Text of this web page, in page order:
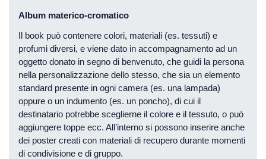
Album materico-cromatico
Il book può contenere colori, materiali (es. tessuti) e
profumi diversi, e viene dato in accompagnamento ad un
oggetto donato in segno di benvenuto, che guidi la persona
nella personalizzazione dello stesso, che sia un elemento
standard presente in ogni camera (es. una lampada)
oppure o un indumento (es. un poncho), di cui il
destinatario potrebbe sceglierne il colore e il tessuto, o può
aggiungere toppe ecc. All’interno si possono inserire anche
dei poster creati con materiali di recupero durante momenti
di condivisione e di gruppo.